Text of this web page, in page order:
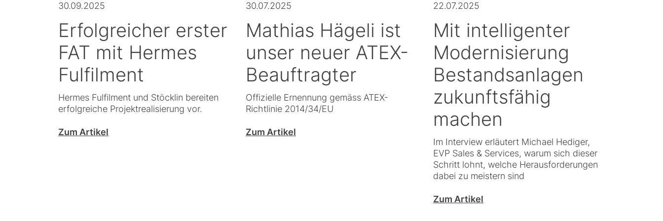
30.09.2025
Erfolgreicher erster
FAT mit Hermes
Fulfilment
Hermes Fulfilment und Stöcklin bereiten
erfolgreiche Projektrealisierung vor.
Zum Artikel
30.07.2025
Mathias Hägeli ist
unser neuer ATEX-
Beauftragter
Offizielle Ernennung gemäss ATEX-
Richtlinie 2014/34/EU
Zum Artikel
22.07.2025
Mit intelligenter
Modernisierung
Bestandsanlagen
zukunftsfähig
machen
Im Interview erläutert Michael Hediger,
EVP Sales & Services, warum sich dieser
Schritt lohnt, welche Herausforderungen
dabei zu meistern sind
Zum Artikel